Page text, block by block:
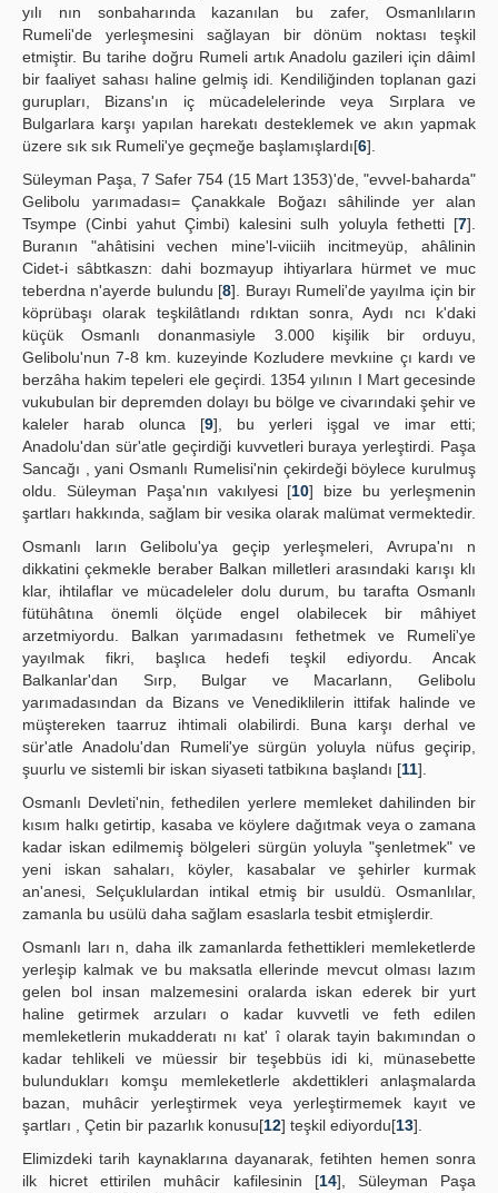
yılı nın sonbaharında kazanılan bu zafer, Osmanlıların
Rumeli'de yerleşmesini sağlayan bir dönüm noktası teşkil
etmiştir. Bu tarihe doğru Rumeli artık Anadolu gazileri için dâimI
bir faaliyet sahası haline gelmiş idi. Kendiliğinden toplanan gazi
gurupları, Bizans'ın iç mücadelelerinde veya Sırplara ve
Bulgarlara karşı yapılan harekatı desteklemek ve akın yapmak
üzere sık sık Rumeli'ye geçmeğe başlamışlardı[6].
Süleyman Paşa, 7 Safer 754 (15 Mart 1353)'de, "evvel-baharda"
Gelibolu yarımadası= Çanakkale Boğazı sâhilinde yer alan
Tsympe (Cinbi yahut Çimbi) kalesini sulh yoluyla fethetti [7].
Buranın "ahâtisini vechen mine'l-viiciih incitmeyüp, ahâlinin
Cidet-i sâbtkaszn: dahi bozmayup ihtiyarlara hürmet ve muc
teberdna n'ayerde bulundu [8]. Burayı Rumeli'de yayılma için bir
köprübaşı olarak teşkilâtlandı rdıktan sonra, Aydı ncı k'daki
küçük Osmanlı donanmasiyle 3.000 kişilik bir orduyu,
Gelibolu'nun 7-8 km. kuzeyinde Kozludere mevkıine çı kardı ve
berzâha hakim tepeleri ele geçirdi. 1354 yılının I Mart gecesinde
vukubulan bir depremden dolayı bu bölge ve civarındaki şehir ve
kaleler harab olunca [9], bu yerleri işgal ve imar etti;
Anadolu'dan sür'atle geçirdiği kuvvetleri buraya yerleştirdi. Paşa
Sancağı , yani Osmanlı Rumelisi'nin çekirdeği böylece kurulmuş
oldu. Süleyman Paşa'nın vakılyesi [10] bize bu yerleşmenin
şartları hakkında, sağlam bir vesika olarak malümat vermektedir.
Osmanlı ların Gelibolu'ya geçip yerleşmeleri, Avrupa'nı n
dikkatini çekmekle beraber Balkan milletleri arasındaki karışı klı
klar, ihtilaflar ve mücadeleler dolu durum, bu tarafta Osmanlı
fütühâtına önemli ölçüde engel olabilecek bir mâhiyet
arzetmiyordu. Balkan yarımadasını fethetmek ve Rumeli'ye
yayılmak fikri, başlıca hedefi teşkil ediyordu. Ancak
Balkanlar'dan Sırp, Bulgar ve Macarlann, Gelibolu
yarımadasından da Bizans ve Venediklilerin ittifak halinde ve
müştereken taarruz ihtimali olabilirdi. Buna karşı derhal ve
sür'atle Anadolu'dan Rumeli'ye sürgün yoluyla nüfus geçirip,
şuurlu ve sistemli bir iskan siyaseti tatbikına başlandı [11].
Osmanlı Devleti'nin, fethedilen yerlere memleket dahilinden bir
kısım halkı getirtip, kasaba ve köylere dağıtmak veya o zamana
kadar iskan edilmemiş bölgeleri sürgün yoluyla "şenletmek" ve
yeni iskan sahaları, köyler, kasabalar ve şehirler kurmak
an'anesi, Selçuklulardan intikal etmiş bir usuldü. Osmanlılar,
zamanla bu usülü daha sağlam esaslarla tesbit etmişlerdir.
Osmanlı ları n, daha ilk zamanlarda fethettikleri memleketlerde
yerleşip kalmak ve bu maksatla ellerinde mevcut olması lazım
gelen bol insan malzemesini oralarda iskan ederek bir yurt
haline getirmek arzuları o kadar kuvvetli ve feth edilen
memleketlerin mukadderatı nı kat' î olarak tayin bakımından o
kadar tehlikeli ve müessir bir teşebbüs idi ki, münasebette
bulundukları komşu memleketlerle akdettikleri anlaşmalarda
bazan, muhâcir yerleştirmek veya yerleştirmemek kayıt ve
şartları , Çetin bir pazarlık konusu[12] teşkil ediyordu[13].
Elimizdeki tarih kaynaklarına dayanarak, fetihten hemen sonra
ilk hicret ettirilen muhâcir kafilesinin [14], Süleyman Paşa